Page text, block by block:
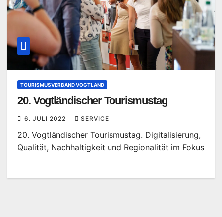
TOURISMUSVERBAND VOGTLAND
20. Vogtländischer Tourismustag
6. JULI 2022 SERVICE
20. Vogtländischer Tourismustag. Digitalisierung,
Qualität, Nachhaltigkeit und Regionalität im Fokus